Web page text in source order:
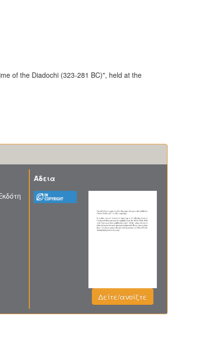
of the Diadochi (323-281 BC)", held at the
Άδεια
Δείτε/ανοίξτε